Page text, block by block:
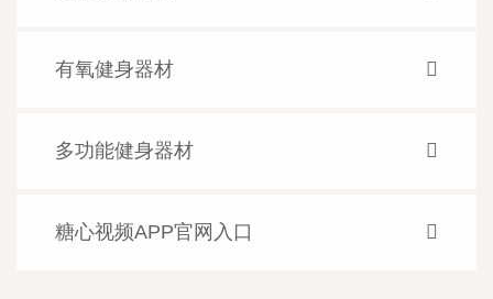
有氧健身器材
多功能健身器材
糖心视频APP官网入口